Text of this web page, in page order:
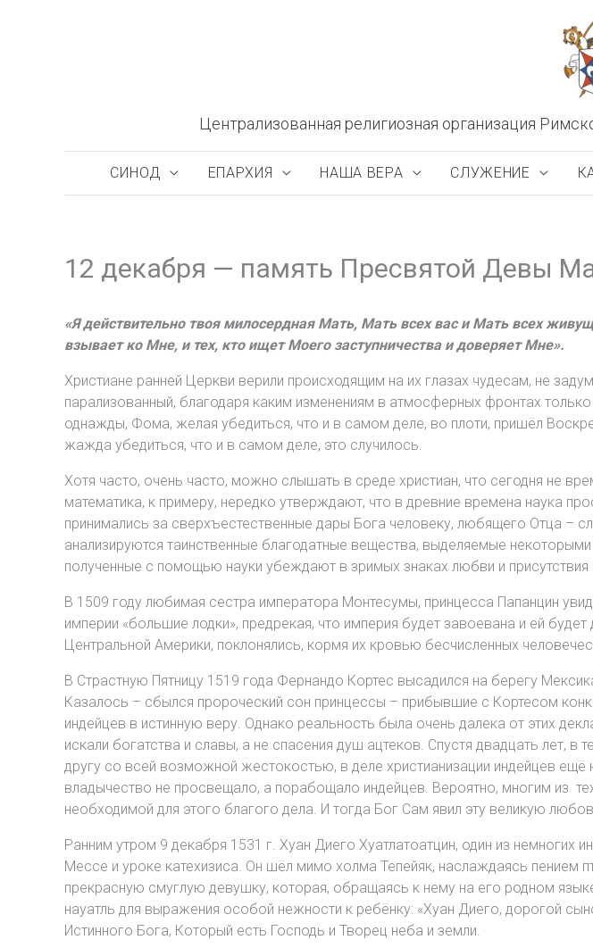
Централизованная религиозная организация
СИНОД ЕПАРХИЯ НАША ВЕРА СЛУЖЕНИЕ
12 декабря — память Пресвятой Девы
«Я действительно твоя милосердная Мать, Мать всех вас и Мать всех
взывает ко Мне, и тех, кто ищет Моего заступничества и доверяет Мне».
Христиане ранней Церкви верили происходящим на их глазах чудесам, не
парализованный, благодаря каким изменениям в атмосферных фронтах
однажды, Фома, желая убедиться, что и в самом деле, во плоти, пришёл
жажда убедиться, что и в самом деле, это случилось.
Хотя часто, очень часто, можно слышать в среде христиан, что сегодня не
математика, к примеру, нередко утверждают, что в древние времена наука
принимались за сверхъестественные дары Бога человеку, любящего Отца –
анализируются таинственные благодатные вещества, выделяемые
полученные с помощью науки убеждают в зримых знаках любви и
В 1509 году любимая сестра императора Монтесумы, принцесса Папанцин
империи «большие лодки», предрекая, что империя будет завоевана и ей
Центральной Америки, поклонялись, кормя их кровью бесчисленных
В Страстную Пятницу 1519 года Фернандо Кортес высадился на берегу
Казалось – сбылся пророческий сон принцессы – прибывшие с Кортесом
индейцев в истинную веру. Однако реальность была очень далека от этих
искали богатства и славы, а не спасения душ ацтеков. Спустя двадцать лет,
другу со всей возможной жестокостью, в деле христианизации индейцев ещё
владычество не просвещало, а порабощало индейцев. Вероятно, многим из
необходимой для этого благого дела. И тогда Бог Сам явил эту великую
Ранним утром 9 декабря 1531 г. Хуан Диего Хуатлатоатцин, один из немногих
Мессе и уроке катехизиса. Он шёл мимо холма Тепейяк, наслаждаясь пением
прекрасную смуглую девушку, которая, обращаясь к нему на его родном
науатль для выражения особой нежности к ребёнку: «Хуан Диего, дорогой
Истинного Бога, Который есть Господь и Творец неба и земли.